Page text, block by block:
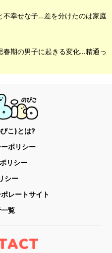
不幸せな子…差を分けたのは家庭
春期の男子に起きる変化…精通っ
こ)とは?
ポリシー
リシー
シー
レートサイト
覧